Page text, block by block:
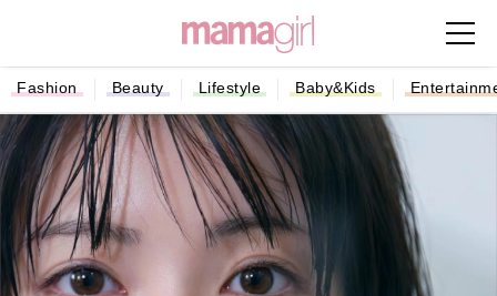
Fashion Beauty Lifestyle Baby&Kids